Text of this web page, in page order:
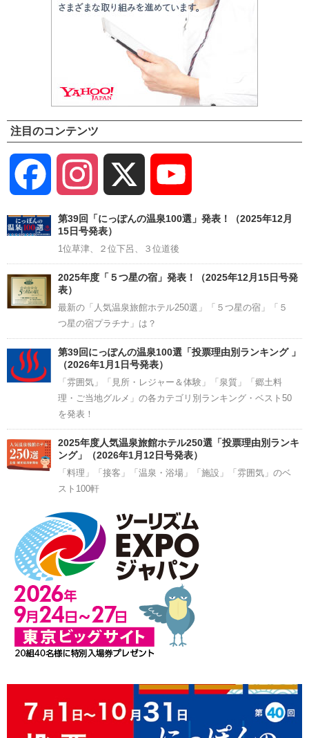
注目のコンテンツ
Facebook Instagram
Channel
第39回「にっぽんの温泉100選」発表！（2025年12月
15日号発表）
1位草津、２位下呂、３位道後
2025年度「５つ星の宿」発表！（2025年12月15日号発
表）
最新の「人気温泉旅館ホテル250選」「５つ星の宿」「５
つ星の宿プラチナ」は？
第39回にっぽんの温泉100選「投票理由別ランキング 」
（2026年1月1日号発表）
「雰囲気」「見所・レジャー＆体験」「泉質」「郷土料
理・ご当地グルメ」の各カテゴリ別ランキング・ベスト50
を発表！
2025年度人気温泉旅館ホテル250選「投票理由別ランキ
ング」（2026年1月12日号発表）
「料理」「接客」「温泉・浴場」「施設」「雰囲気」のベ
スト100軒